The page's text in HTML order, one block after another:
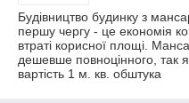
Будівництво будинку з
першу чергу - це економія
втраті корисної площі.
дешевше повноцінного, так
вартість 1 м. кв. обштука